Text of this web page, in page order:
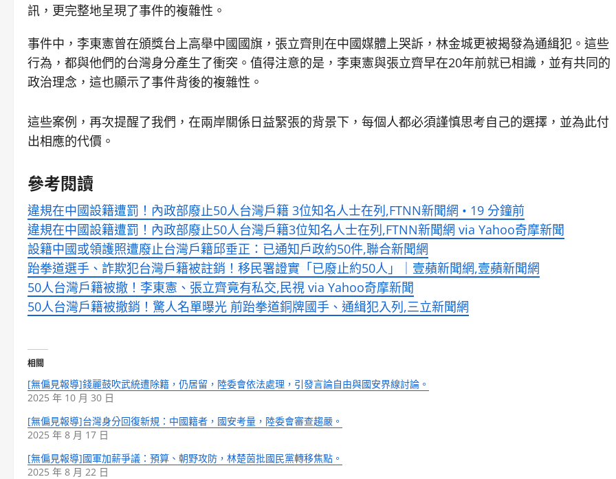
訊，更完整地呈現了事件的複雜性。
事件中，李東憲曾在頒獎台上高舉中國國旗，張立齊則在中國媒體上哭訴，林金城更被揭發為通緝犯。這些
行為，都與他們的台灣身分產生了衝突。值得注意的是，李東憲與張立齊早在20年前就已相識，並有共同的
政治理念，這也顯示了事件背後的複雜性。
這些案例，再次提醒了我們，在兩岸關係日益緊張的背景下，每個人都必須謹慎思考自己的選擇，並為此付
出相應的代價。
參考閱讀
違規在中國設籍遭罰！內政部廢止50人台灣戶籍 3位知名人士在列,FTNN新聞網 • 19 分鐘前
違規在中國設籍遭罰！內政部廢止50人台灣戶籍3位知名人士在列,FTNN新聞網 via Yahoo奇摩新聞
設籍中國或領護照遭廢止台灣戶籍邱垂正：已通知戶政約50件,聯合新聞網
跆拳道選手、詐欺犯台灣戶籍被註銷！移民署證實「已廢止約50人」｜壹蘋新聞網,壹蘋新聞網
50人台灣戶籍被撤！李東憲、張立齊竟有私交,民視 via Yahoo奇摩新聞
50人台灣戶籍被撤銷！驚人名單曝光 前跆拳道銅牌國手、通緝犯入列,三立新聞網
相關
[無偏見報導]錢麗鼓吹武統遭除籍，仍居留，陸委會依法處理，引發言論自由與國安界線討論。
2025 年 10 月 30 日
[無偏見報導]台灣身分回復新規：中國籍者，國安考量，陸委會審查趨嚴。
2025 年 8 月 17 日
[無偏見報導]國軍加薪爭議：預算、朝野攻防，林楚茵批國民黨轉移焦點。
2025 年 8 月 22 日